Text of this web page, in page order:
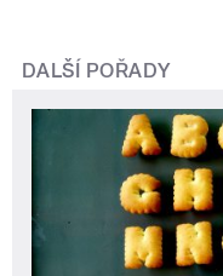
DALŠÍ POŘADY